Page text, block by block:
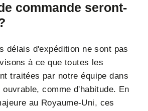
commande seront-
délais d'expédition ne sont pas
à ce que toutes les
traitées par notre équipe dans
comme d'habitude. En
au Royaume-Uni, ces